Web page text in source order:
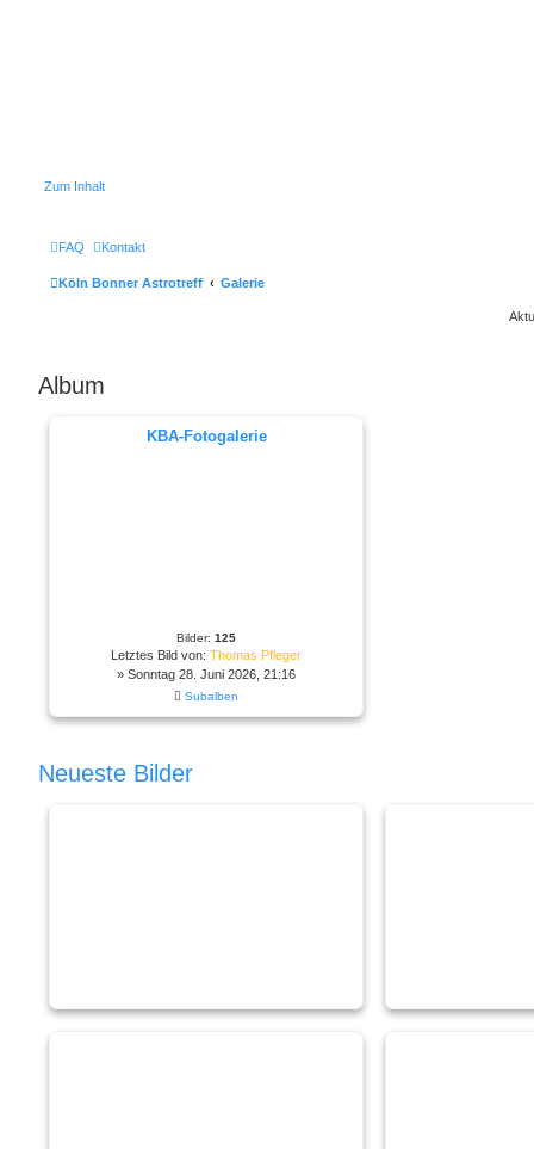
Zum Inhalt
FAQ Kontakt
Köln Bonner Astrotreff Galerie
Album
KBA-Fotogalerie
Bilder: 125
Letztes Bild von: Thomas Pfleger
» Sonntag 28. Juni 2026, 21:16
Subalben
Neueste Bilder